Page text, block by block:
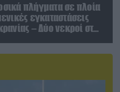
πλήγματα σε πλοία
εγκαταστάσεις
– Δύο νεκροί στην